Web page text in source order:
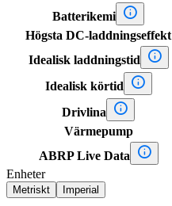
Batterikemi 
Högsta DC-laddningseffekt
Idealisk laddningstid

Idealisk körtid 
Drivlina 
Värmepump
ABRP Live Data

Enheter
Metriskt Imperial